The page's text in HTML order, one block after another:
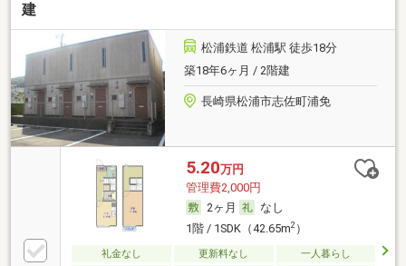
建
松浦鉄道 松浦駅 徒歩18分
築18年6ヶ月 / 2階建
長崎県松浦市志佐町浦免
5.20万円
管理費2,000円
2ヶ月
なし
1階 / 1SDK（42.65m2）
礼金なし 更新料なし
一人暮らし